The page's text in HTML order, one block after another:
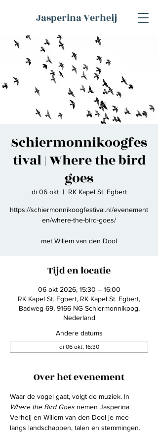
Jasperina Verheij
Schiermonnikoogfes
tival | Where the bird
goes
di 06 okt
  |
RK Kapel St. Egbert
https://schiermonnikoogfestival.nl/evenement
en/where-the-bird-goes/
met Willem van den Dool
Tijd en locatie
06 okt 2026, 15:30 – 16:00
RK Kapel St. Egbert, RK Kapel St. Egbert,
Badweg 69, 9166 NG Schiermonnikoog,
Nederland
Andere datums
di 06 okt, 16:30
Over het evenement
Waar de vogel gaat, volgt de muziek. In
Where the Bird Goes nemen Jasperina
Verheij en Willem van den Dool je mee
langs landschappen, talen en stemmingen.